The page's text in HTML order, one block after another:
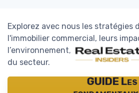
Explorez avec nous les stratégies
l'immobilier commercial, leurs
l’environnement, et comment
du secteur.
GUIDE Les